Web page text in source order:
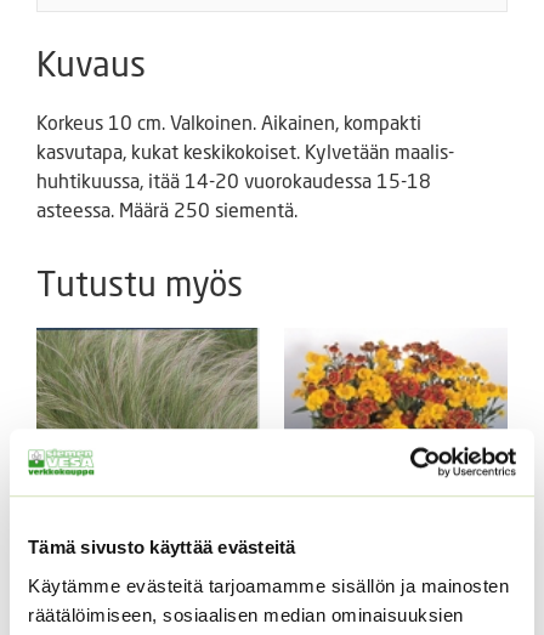
Tämä sivusto käyttää evästeitä
Käytämme evästeitä tarjoamamme sisällön ja mainosten
räätälöimiseen, sosiaalisen median ominaisuuksien
Kuvaus
Korkeus 10 cm. Valkoinen. Aikainen, kompakti
kasvutapa, kukat keskikokoiset. Kylvetään maalis-
huhtikuussa, itää 14-20 vuorokaudessa 15-18
asteessa. Määrä 250 siementä.
Tutustu myös
Hentohöyhenheinä
Pony Tails
Syyshohdekukka
Helena sekoitus